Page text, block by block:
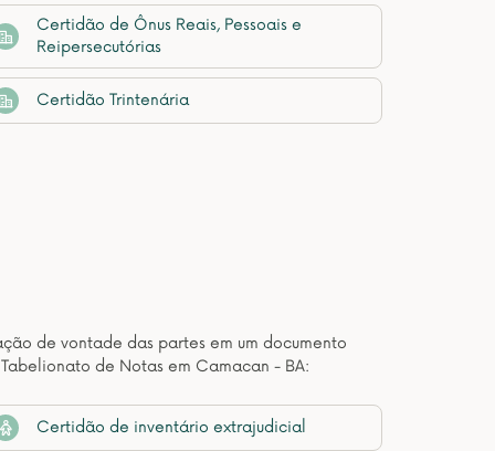
Certidão de Ônus Reais, Pessoais e
Reipersecutórias
Certidão Trintenária
de vontade das partes em um documento
de Notas em Camacan - BA:
Certidão de inventário extrajudicial